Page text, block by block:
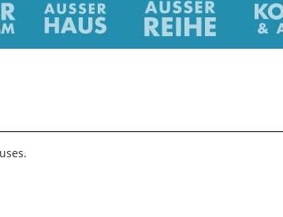
Kinderkultur
Ausser
Haus
newsletter